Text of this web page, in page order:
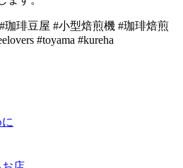
珈琲豆屋 #小型焙煎機 #珈琲焙煎
#toyama #kureha